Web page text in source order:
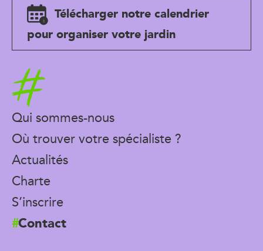
Télécharger notre calendrier
pour organiser votre jardin
Accueil
Qui sommes-nous
Où trouver votre spécialiste ?
Actualités
Charte
S’inscrire
Contact